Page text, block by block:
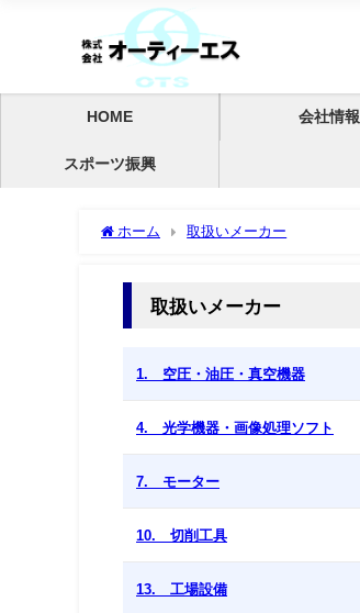
HOME 会社情報
スポーツ振興
ホーム 取扱いメーカー
取扱いメーカー
1. 空圧・油圧・真空機器
4. 光学機器・画像処理ソフト
7. モーター
10. 切削工具
13. 工場設備